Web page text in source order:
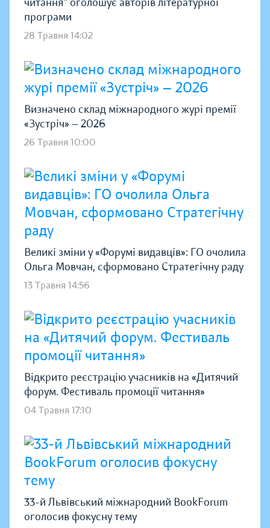
програми
28 Травня 14:02
Визначено склад міжнародного журі премії
«Зустріч» — 2026
26 Травня 10:00
Великі зміни у «Форумі видавців»: ГО очолила
Ольга Мовчан, сформовано Стратегічну раду
13 Травня 14:56
Відкрито реєстрацію учасників на «Дитячий
форум. Фестиваль промоції читання»
04 Травня 17:10
33-й Львівський міжнародний BookForum
оголосив фокусну тему